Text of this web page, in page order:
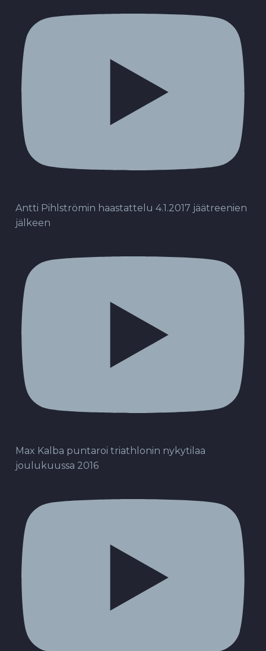
Antti Pihlströmin haastattelu 4.1.2017 jäätreenien
jälkeen
Max Kalba puntaroi triathlonin nykytilaa
joulukuussa 2016